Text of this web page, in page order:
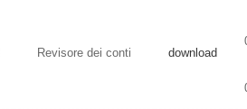
Revisore dei conti download